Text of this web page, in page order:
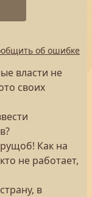
об ошибке
власти не
своих
Как на
не работает,
в